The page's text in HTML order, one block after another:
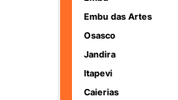
Embu das Artes
Osasco
Jandira
Itapevi
Caierias